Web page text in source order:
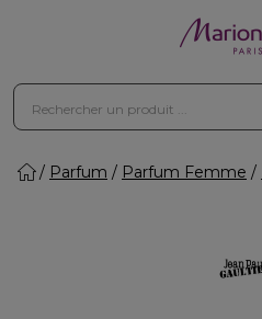
Parfum Parfum Femme